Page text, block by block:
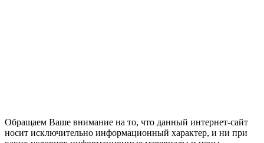
Обращаем Ваше внимание на то, что данный интернет-сайт
носит исключительно информационный характер, и ни при